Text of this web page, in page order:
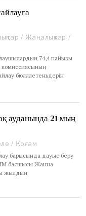
/ Жаңалықтар /
74,4 пайызы
комиссиясының
бюлллетеньдерін
ауданында 21 мың
/ Қоғам
барысында дауыс беру
басшысы Жанна
жылдың